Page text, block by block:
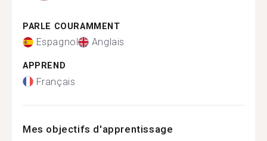
PARLE COURAMMENT
Espagnol Anglais
APPREND
Français
Mes objectifs d'apprentissage